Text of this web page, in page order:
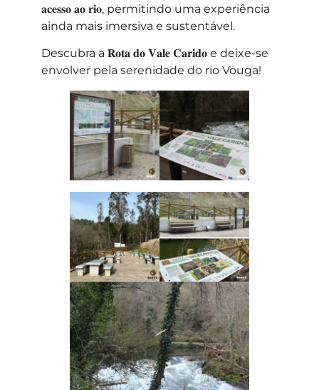
𝐚𝐜𝐞𝐬𝐬𝐨 𝐚𝐨 𝐫𝐢𝐨, permitindo uma experiência
ainda mais imersiva e sustentável.
Descubra a 𝐑𝐨𝐭𝐚 𝐝𝐨 𝐕𝐚𝐥𝐞 𝐂𝐚𝐫𝐢𝐝𝐨 e deixe-se
envolver pela serenidade do rio Vouga!